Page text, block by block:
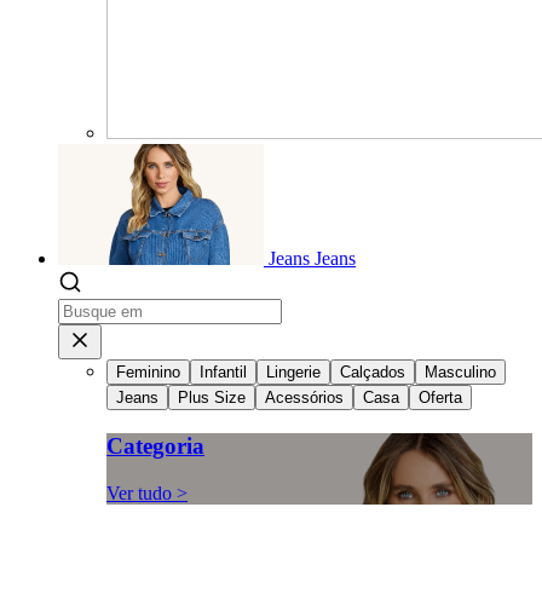
Jeans Jeans
Feminino Infantil Lingerie Calçados
Masculino
Jeans
Plus Size Acessórios Casa Oferta
Categoria
Ver tudo >